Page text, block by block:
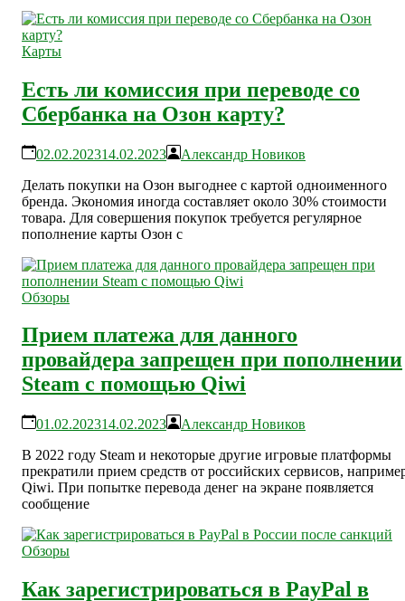
Карты
Есть ли комиссия при переводе со
Сбербанка на Озон карту?
02.02.202314.02.2023
Александр Новиков
Делать покупки на Озон выгоднее с картой одноименного
бренда. Экономия иногда составляет около 30% стоимости
товара. Для совершения покупок требуется регулярное
пополнение карты Озон с
Обзоры
Прием платежа для данного
провайдера запрещен при пополнении
Steam с помощью Qiwi
01.02.202314.02.2023
Александр Новиков
В 2022 году Steam и некоторые другие игровые платформы
прекратили прием средств от российских сервисов,
Qiwi. При попытке перевода денег на экране появляется
сообщение
Обзоры
Как зарегистрироваться в PayPal в